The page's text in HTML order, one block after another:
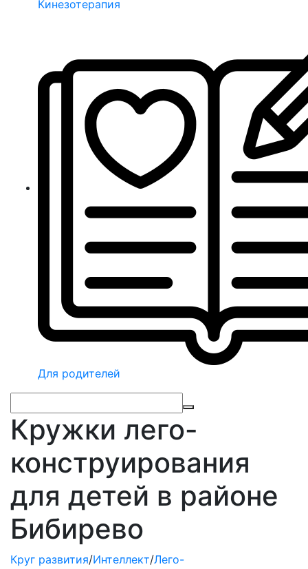
Кинезотерапия
Для родителей
Кружки лего-
конструирования
для детей в районе
Бибирево
Круг развития/Интеллект/Лего-